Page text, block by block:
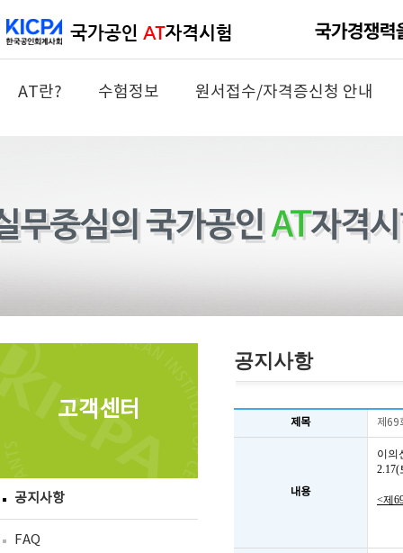
AT란? 수험정보 원서접수/자격증신청 안내
고객센터
공지사항
FAQ
공지사항
제목 제69
내용
이의
<제